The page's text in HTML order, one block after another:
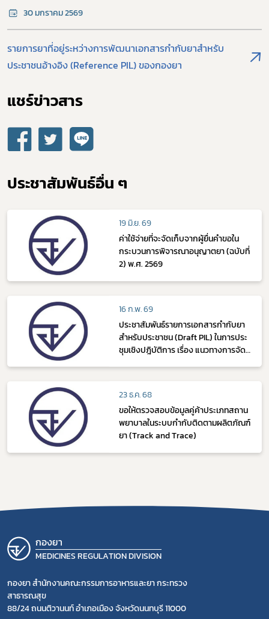
30 มกราคม 2569
รายการยาที่อยู่ระหว่างการพัฒนาเอกสารกำกับยาสำหรับ
ประชาชนอ้างอิง (Reference PIL) ของกองยา
แชร์ข่าวสาร​
ประชาสัมพันธ์อื่น ๆ
19 มิ.ย. 69
ค่าใช้จ่ายที่จะจัดเก็บจากผู้ยื่นคำขอใน
กระบวนการพิจารณาอนุญาตยา (ฉบับที่
2) พ.ศ. 2569
16 ก.พ. 69
ประชาสัมพันธ์รายการเอกสารกำกับยา
สำหรับประชาชน (Draft PIL) ในการประ
ชุมเชิงปฎิบัติการ เรื่อง แนวทางการจัด
23 ธ.ค. 68
ขอให้ตรวจสอบข้อมูลคู่ค้าประเภทสถาน
พยาบาลในระบบกำกับติดตามผลิตภัณฑ์
ยา (Track and Trace)
กองยา
MEDICINES REGULATION DIVISION
กองยา สำนักงานคณะกรรมการอาหารและยา กระทรวง
สาธารณสุข
88/24 ถนนติวานนท์ อำเภอเมือง จังหวัดนนทบุรี 11000
ดาวรุ่ง